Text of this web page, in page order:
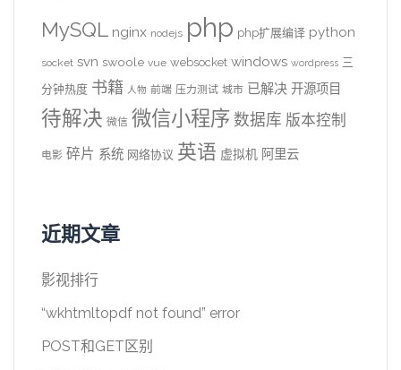
MySQL nginx nodejs php php扩展编译 python
socket svn swoole vue websocket windows wordpress 三
分钟热度 书籍 人物 前端 压力测试 城市 已解决 开源项目
待解决 微信 微信小程序 数据库 版本控制
电影 碎片 系统 网络协议 英语 虚拟机 阿里云
近期文章
影视排行
“wkhtmltopdf not found” error
POST和GET区别